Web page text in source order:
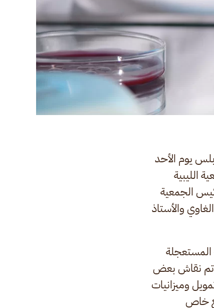
يوم الأحد
للجمعية الليبية
الجمعية
والأستاذ
المستعجلة
تم نقاش بعض
وميزانيات
خاص